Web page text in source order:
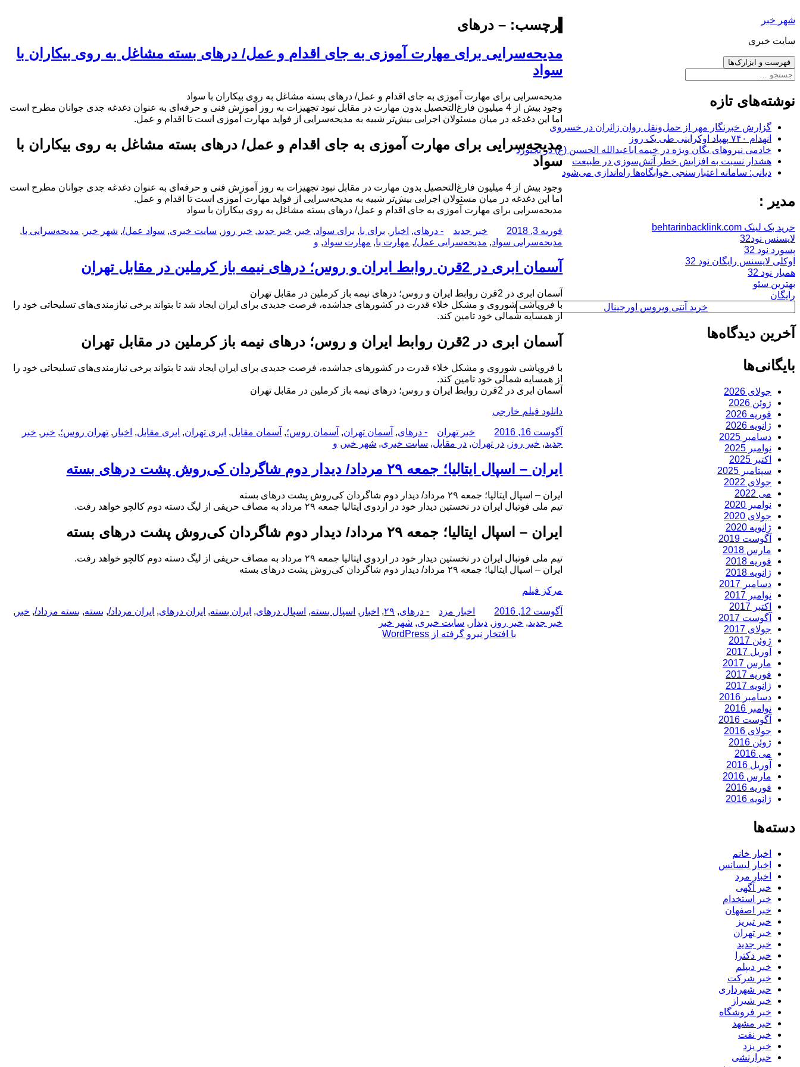
به
شهر خبر
سایت خبری
فهرست و ابزارک‌ها
جستجو
نوشته‌های تازه
گزارش خبرنگار مهر از حمل‌ونقل روان زائران در خسروی
انهدام ۷۴۰ پهپاد اوکراینی طی یک روز
خادمی نیروهای یگان ویژه در خیمه اباعبدالله الحسین (ع) در بجنورد
هشدار نسبت به افزایش خطر آتش‌سوزی در طبیعت
دیانی: سامانه اعتبارسنجی خوابگاه‌ها راه‌اندازی می‌شود
مدیر :
خرید بک لینک behtarinbacklink.com
لایسنس نود32
پسورد نود 32
اوکلی لایسنس رایگان نود 32
همیار نود 32
بهترین سئو
رایگان
خرید آنتی ویروس اورجینال
آخرین دیدگاه‌ها
بایگانی‌ها
جولای 2026
ژوئن 2026
فوریه 2026
ژانویه 2026
دسامبر 2025
نوامبر 2025
اکتبر 2025
سپتامبر 2025
جولای 2022
می 2022
نوامبر 2020
جولای 2020
ژانویه 2020
آگوست 2019
مارس 2018
فوریه 2018
ژانویه 2018
دسامبر 2017
نوامبر 2017
اکتبر 2017
آگوست 2017
جولای 2017
ژوئن 2017
آوریل 2017
مارس 2017
فوریه 2017
ژانویه 2017
دسامبر 2016
نوامبر 2016
آگوست 2016
جولای 2016
ژوئن 2016
می 2016
آوریل 2016
مارس 2016
فوریه 2016
ژانویه 2016
دسته‌ها
اخبار خانم
اخبار لیسانس
اخبار مرد
خبر آگهی
خبر استخدام
خبر اصفهان
خبر تبریز
خبر تهران
خبر جدید
خبر دکترا
خبر دیپلم
خبر شرکت
خبر شهرداری
خبر شیراز
خبر فروشگاه
خبر مشهد
خبر نفت
خبر یزد
خبرارتشی
برچسب: – درهای
مدیحه‌سرایی برای مهارت آموزی به جای اقدام و عمل/ درهای بسته مشاغل به روی بیکاران با
سواد
مدیحه‌سرایی برای مهارت آموزی به جای اقدام و عمل/ درهای بسته مشاغل به روی بیکاران با سواد
وجود بیش از 4 میلیون فارغ‌التحصیل بدون مهارت در مقابل نبود تجهیزات به روز آموزش فنی و حرفه‌ای به عنوان دغدغه جدی جوانان مطرح است
اما این دغدغه در میان مسئولان اجرایی بیش‌تر شبیه به مدیحه‌سرایی از فواید مهارت آموزی است تا اقدام و عمل.
مدیحه‌سرایی برای مهارت آموزی به جای اقدام و عمل/ درهای بسته مشاغل به روی بیکاران با
سواد
وجود بیش از 4 میلیون فارغ‌التحصیل بدون مهارت در مقابل نبود تجهیزات به روز آموزش فنی و حرفه‌ای به عنوان دغدغه جدی جوانان مطرح است
اما این دغدغه در میان مسئولان اجرایی بیش‌تر شبیه به مدیحه‌سرایی از فواید مهارت آموزی است تا اقدام و عمل.
مدیحه‌سرایی برای مهارت آموزی به جای اقدام و عمل/ درهای بسته مشاغل به روی بیکاران با سواد
ارسال
شده
فوریه 3, 2018 نویسنده
دسته‌ها
خبر جدید برچسب‌ها
- درهای, اخبار , برای با, برای سواد, خبر , خبر جدید, خبر روز , سایت خبری, سواد عمل/, شهر خبر , مدیحه‌سرایی با,
مدیحه‌سرایی سواد, مدیحه‌سرایی عمل/, مهارت با, مهارت سواد, و
آسمان ابری در 2قرن روابط ایران و روس؛ درهای نیمه باز کرملین در مقابل تهران
آسمان ابری در 2قرن روابط ایران و روس؛ درهای نیمه باز کرملین در مقابل تهران
با فروپاشی شوروی و مشکل خلاء قدرت در کشورهای جداشده، فرصت‌ جدیدی برای ایران ایجاد شد تا بتواند برخی نیازمندی‌های تسلیحاتی خود را
از همسایه شمالی خود تامین کند.
آسمان ابری در 2قرن روابط ایران و روس؛ درهای نیمه باز کرملین در مقابل تهران
با فروپاشی شوروی و مشکل خلاء قدرت در کشورهای جداشده، فرصت‌ جدیدی برای ایران ایجاد شد تا بتواند برخی نیازمندی‌های تسلیحاتی خود را
از همسایه شمالی خود تامین کند.
آسمان ابری در 2قرن روابط ایران و روس؛ درهای نیمه باز کرملین در مقابل تهران
دانلود فیلم خارجی
ارسال
شده
آگوست 16, 2016 نویسنده
دسته‌ها
خبر تهران برچسب‌ها
- درهای, آسمان تهران, آسمان روس؛, آسمان مقابل, ابری تهران, ابری مقابل, اخبار , تهران روس؛, خبر , خبر
جدید, خبر روز , در تهران, در مقابل, سایت خبری, شهر خبر , و
ایران – اسپال ایتالیا؛ جمعه ۲۹ مرداد/ دیدار دوم شاگردان کی‌روش پشت درهای بسته
ایران – اسپال ایتالیا؛ جمعه ۲۹ مرداد/ دیدار دوم شاگردان کی‌روش پشت درهای بسته
تیم ملی فوتبال ایران در نخستین دیدار خود در اردوی ایتالیا جمعه ۲۹ مرداد به مصاف حریفی از لیگ دسته دوم کالچو خواهد رفت.
ایران – اسپال ایتالیا؛ جمعه ۲۹ مرداد/ دیدار دوم شاگردان کی‌روش پشت درهای بسته
تیم ملی فوتبال ایران در نخستین دیدار خود در اردوی ایتالیا جمعه ۲۹ مرداد به مصاف حریفی از لیگ دسته دوم کالچو خواهد رفت.
ایران – اسپال ایتالیا؛ جمعه ۲۹ مرداد/ دیدار دوم شاگردان کی‌روش پشت درهای بسته
مرکز فیلم
ارسال
شده
آگوست 12, 2016 نویسنده
دسته‌ها
اخبار مرد برچسب‌ها
- درهای, ۲۹, اخبار , اسپال بسته, اسپال درهای, ایران بسته, ایران درهای, ایران مرداد/, بسته, بسته مرداد/, خبر ,
خبر جدید, خبر روز , دیدار , سایت خبری, شهر خبر
با افتخار نیرو گرفته از WordPress